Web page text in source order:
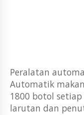
Peralatan
Automatik
1800 botol
larutan dan